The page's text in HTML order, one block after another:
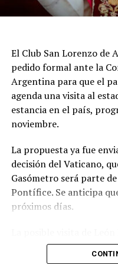
El Club San Lorenzo de
pedido formal ante la
Argentina para que el
agenda una visita al
estancia en el país,
noviembre.
La propuesta ya fue
decisión del Vaticano,
Gasómetro será parte
Pontífice. Se anticipa
próximos días.
significado simbólico
histórico vínculo entre